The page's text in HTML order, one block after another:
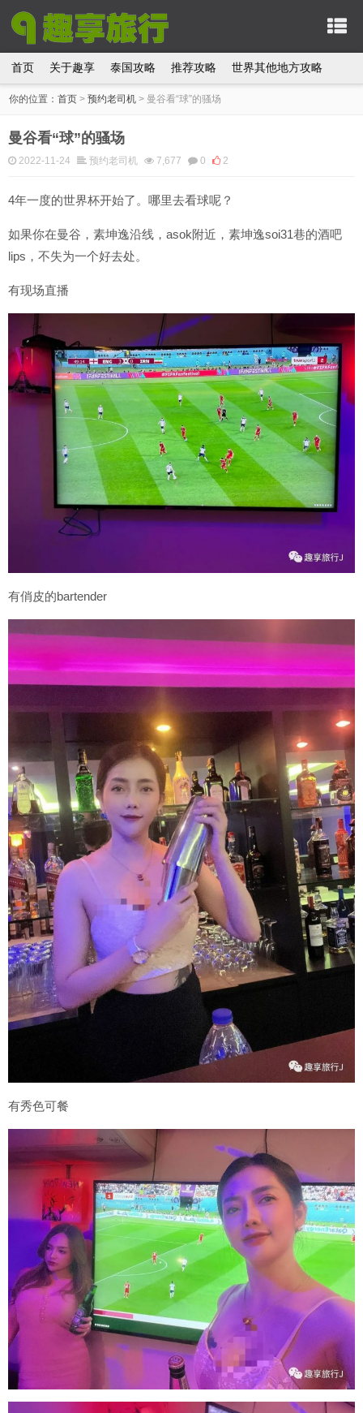
首页 关于趣享 泰国攻略 推荐攻略 世界其他地方攻略
你的位置：首页 > 预约老司机 > 曼谷看“球”的骚场
曼谷看“球”的骚场
2022-11-24 预约老司机 7,677 0 2
4年一度的世界杯开始了。哪里去看球呢？
如果你在曼谷，素坤逸沿线，asok附近，素坤逸soi31巷的酒吧
lips，不失为一个好去处。
有现场直播
有俏皮的bartender
有秀色可餐